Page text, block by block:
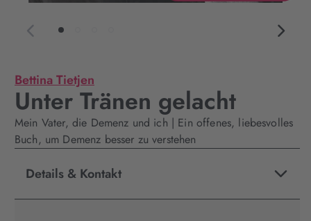
Bettina Tietjen
Unter Tränen gelacht
Mein Vater, die Demenz und ich | Ein offenes, liebesvolles
Buch, um Demenz besser zu verstehen
Details & Kontakt